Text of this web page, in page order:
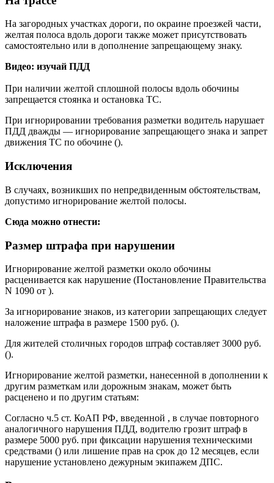
На загородных участках дороги, по окраине проезжей части,
желтая полоса вдоль дороги также может присутствовать
самостоятельно или в дополнение запрещающему знаку.
Видео: изучай ПДД
При наличии желтой сплошной полосы вдоль обочины
запрещается стоянка и остановка ТС.
При игнорировании требования разметки водитель нарушает
ПДД дважды — игнорирование запрещающего знака и запрет
движения ТС по обочине ().
Исключения
В случаях, возникших по непредвиденным обстоятельствам,
допустимо игнорирование желтой полосы.
Сюда можно отнести:
Размер штрафа при нарушении
Игнорирование желтой разметки около обочины
расценивается как нарушение (Постановление Правительства
N 1090 от ).
За игнорирование знаков, из категории запрещающих следует
наложение штрафа в размере 1500 руб. ().
Для жителей столичных городов штраф составляет 3000 руб.
().
Игнорирование желтой разметки, нанесенной в дополнении к
другим разметкам или дорожным знакам, может быть
расценено и по другим статьям:
Согласно ч.5 ст. КоАП РФ, введенной , в случае повторного
аналогичного нарушения ПДД, водителю грозит штраф в
размере 5000 руб. при фиксации нарушения техническими
средствами () или лишение прав на срок до 12 месяцев, если
нарушение установлено дежурным экипажем ДПС.